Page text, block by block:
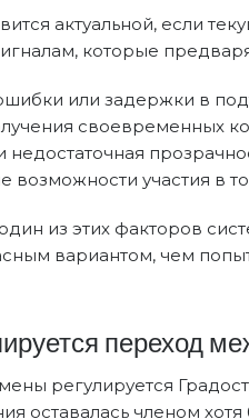
актуальной, если
которые
или задержки в
своевременных
недостаточная
возможности участия в
из этих факторов
вариантом, чем
переход
регулируется
оставалась членом